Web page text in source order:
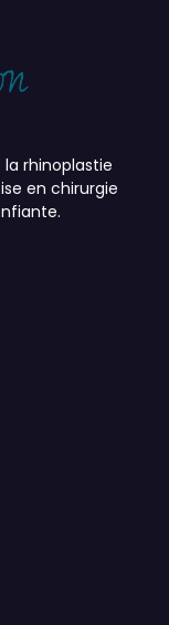
rhinoplastie
en chirurgie